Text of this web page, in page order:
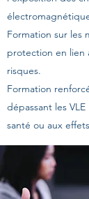
Formation sur les
protection en lien
risques.
Formation
dépassant les
santé ou aux